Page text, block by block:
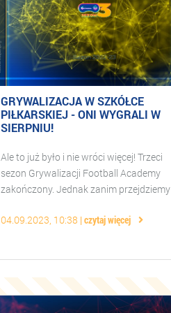
GRYWALIZACJA W SZKÓŁCE
PIŁKARSKIEJ - ONI WYGRALI W
SIERPNIU!
Ale to już było i nie wróci więcej! Trzeci
sezon Grywalizacji Football Academy
zakończony. Jednak zanim przejdziemy
poradził sobie najlepiej w sierpniowej r ...
04.09.2023, 10:38 czytaj więcej